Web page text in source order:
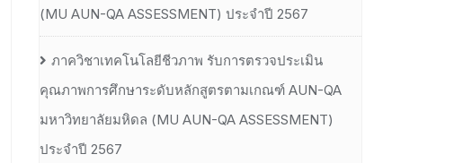
(MU AUN-QA ASSESSMENT) ประจำปี 2567
ภาควิชาเทคโนโลยีชีวภาพ รับการตรวจประเมิน
คุณภาพการศึกษาระดับหลักสูตรตามเกณฑ์ AUN-QA
มหาวิทยาลัยมหิดล (MU AUN-QA ASSESSMENT)
ประจำปี 2567